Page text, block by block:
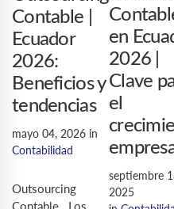
Contable |
Ecuador
2026:
Beneficios y
tendencias
mayo 04, 2026 in
Contabilidad
Outsourcing
Contable Los
en
2026 |
Clave
el
septiembre
2025